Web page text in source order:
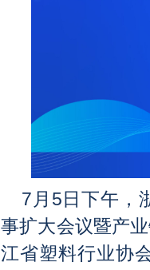
7月5日下午，
事扩大会议暨产
江省塑料行业协